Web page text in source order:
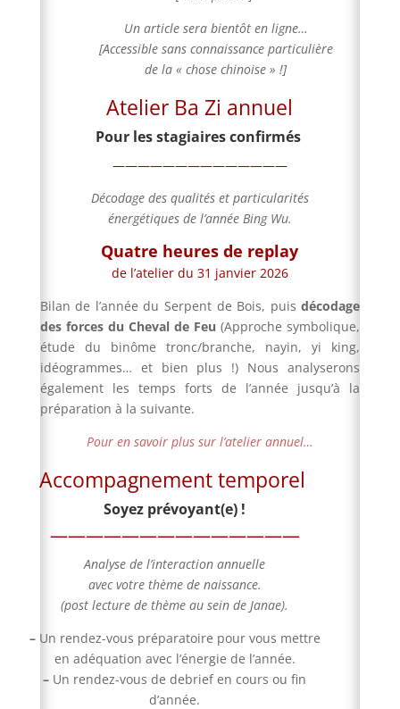
Un article sera bientôt en ligne…
[Accessible sans connaissance particulière
de la « chose chinoise » !]
Atelier Ba Zi annuel
Pour les stagiaires confirmés
——————————————
Décodage des qualités et particularités
énergétiques de l’année Bing Wu.
Quatre heures de replay
de l’atelier du 31 janvier 2026
Bilan de l’année du Serpent de Bois, puisdécodage
des forces du Cheval de Feu (Approche symbolique,
étude du binôme tronc/branche, nayin, yi king,
idéogrammes… et bien plus !) Nous analyserons
également les temps forts de l’année jusqu’à la
préparation à la suivante.
Pour en savoir plus sur l’atelier annuel…
Accompagnementtemporel
Soyez prévoyant(e) !
——————————————
Analyse de l’interaction annuelle
avec votre thème de naissance.
(post lecture de thème au sein de Janae).
– Un rendez-vous préparatoire pour vous mettre
en adéquation avec l’énergie de l’année.
– Un rendez-vous de debrief en cours ou fin
d’année.